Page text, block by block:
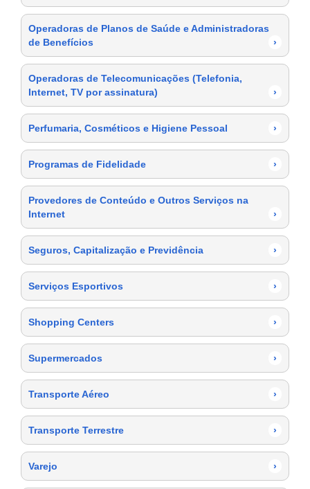
Operadoras de Planos de Saúde e Administradoras
de Benefícios
›
Operadoras de Telecomunicações (Telefonia,
Internet, TV por assinatura)
›
Perfumaria, Cosméticos e Higiene Pessoal ›
Programas de Fidelidade ›
Provedores de Conteúdo e Outros Serviços na
Internet
›
Seguros, Capitalização e Previdência ›
Serviços Esportivos ›
Shopping Centers ›
Supermercados ›
Transporte Aéreo ›
Transporte Terrestre ›
Varejo ›